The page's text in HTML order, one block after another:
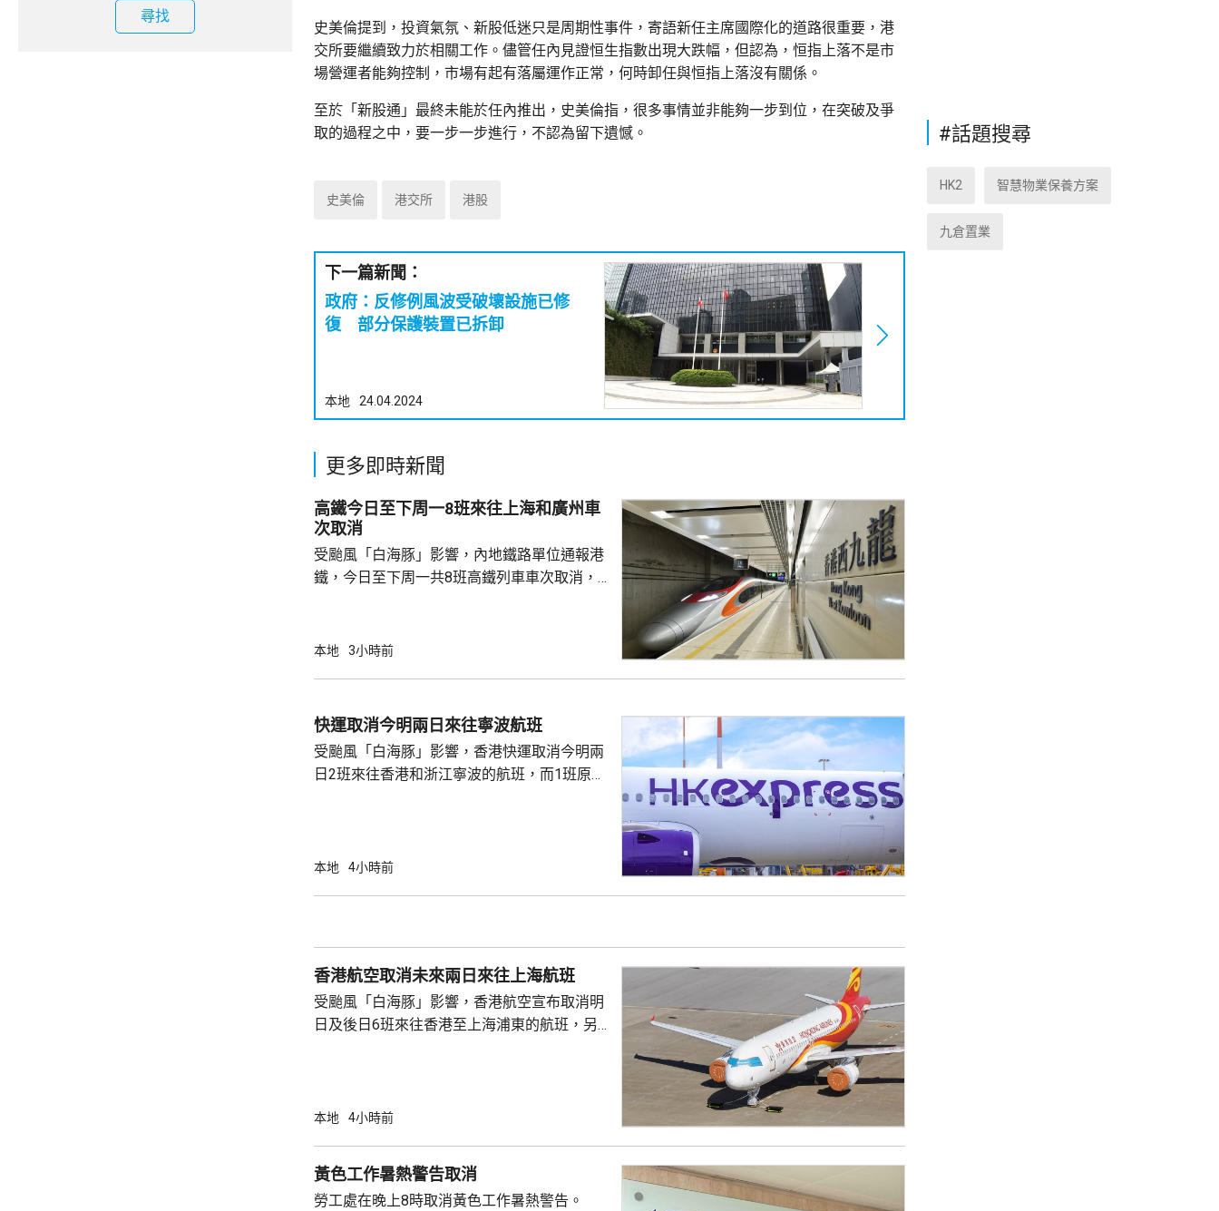
尋找
史美倫提到，投資氣氛、新股低迷只是周期性事件，寄語新任主席國際化的道路很重要，港
交所要繼續致力於相關工作。儘管任內見證恒生指數出現大跌幅，但認為，恒指上落不是市
場營運者能夠控制，市場有起有落屬運作正常，何時卸任與恒指上落沒有關係。
至於「新股通」最終未能於任內推出，史美倫指，很多事情並非能夠一步到位，在突破及爭
取的過程之中，要一步一步進行，不認為留下遺憾。
史美倫 港交所 港股
下一篇新聞：
政府：反修例風波受破壞設施已修
復 部分保護裝置已拆卸
本地 24.04.2024
更多即時新聞
高鐵今日至下周一8班來往上海和廣州車
次取消
受颱風「白海豚」影響，內地鐵路單位通報港
鐵，今日至下周一共8班高鐵列車車次取消，
西九龍站發放的最新資訊。
本地 3小時前
快運取消今明兩日來往寧波航班
受颱風「白海豚」影響，香港快運取消今明兩
日2班來往香港和浙江寧波的航班，而1班原定
定目的地，亦可申請退款。
本地 4小時前
香港航空取消未來兩日來往上海航班
受颱風「白海豚」影響，香港航空宣布取消明
日及後日6班來往香港至上海浦東的航班，另
只適用於已獲確認機位的機票，乘客可透過網
客，需聯繫旅行社查詢票務事宜。公司提醒旅
客前往機場前，先查看航班狀態。
本地 4小時前
黃色工作暑熱警告取消
勞工處在晚上8時取消黃色工作暑熱警告。
#話題搜尋
HK2 智慧物業保養方案
九倉置業